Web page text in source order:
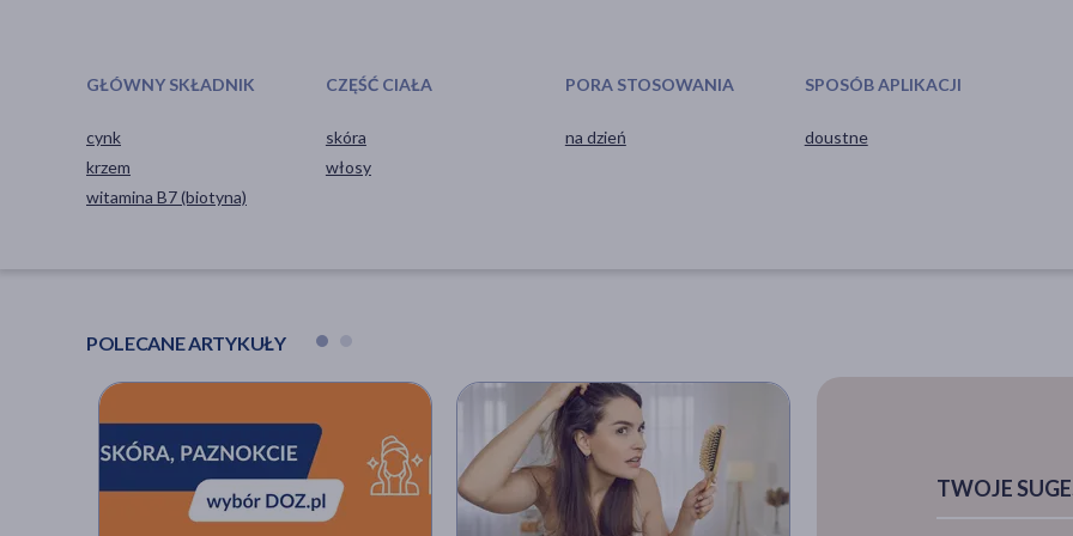
GŁÓWNY SKŁADNIK
cynk
krzem
witamina B7 (biotyna)
CZĘŚĆ CIAŁA
skóra
włosy
PORA STOSOWANIA
na dzień
SPOSÓB APLIKACJI
doustne
POLECANE ARTYKUŁY
TWOJE